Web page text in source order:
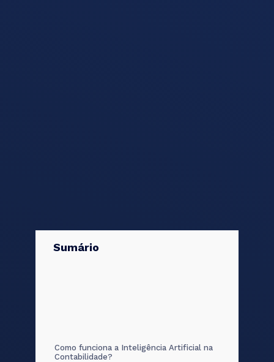
Sumário
Como funciona a Inteligência Artificial na
Contabilidade?